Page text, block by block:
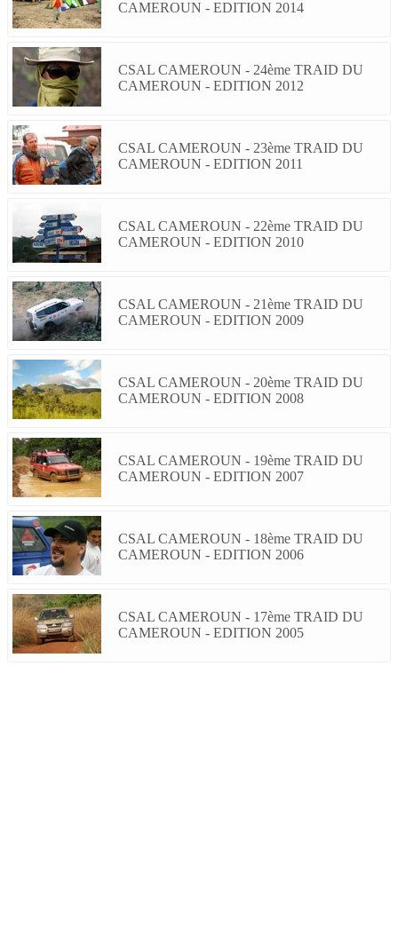
CAMEROUN - EDITION 2014
CSAL CAMEROUN - 24ème TRAID DU
CAMEROUN - EDITION 2012
CSAL CAMEROUN - 23ème TRAID DU
CAMEROUN - EDITION 2011
CSAL CAMEROUN - 22ème TRAID DU
CAMEROUN - EDITION 2010
CSAL CAMEROUN - 21ème TRAID DU
CAMEROUN - EDITION 2009
CSAL CAMEROUN - 20ème TRAID DU
CAMEROUN - EDITION 2008
CSAL CAMEROUN - 19ème TRAID DU
CAMEROUN - EDITION 2007
CSAL CAMEROUN - 18ème TRAID DU
CAMEROUN - EDITION 2006
CSAL CAMEROUN - 17ème TRAID DU
CAMEROUN - EDITION 2005